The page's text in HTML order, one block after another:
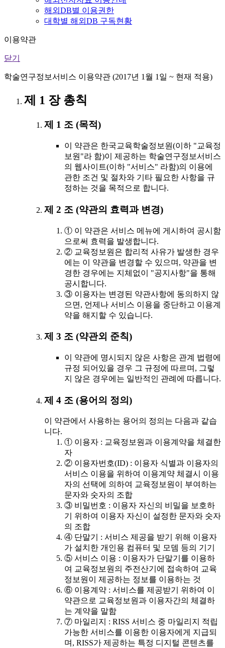
해외DB별 이용권한
대학별 해외DB 구독현황
이용약관
닫기
학술연구정보서비스 이용약관 (2017년 1월 1일 ~ 현재 적용)
제 1 장 총칙
제 1 조 (목적)
이 약관은 한국교육학술정보원(이하 "교육정
보원"라 함)이 제공하는 학술연구정보서비스
의 웹사이트(이하 "서비스" 라함)의 이용에
관한 조건 및 절차와 기타 필요한 사항을 규
정하는 것을 목적으로 합니다.
제 2 조 (약관의 효력과 변경)
① 이 약관은 서비스 메뉴에 게시하여 공시함
으로써 효력을 발생합니다.
② 교육정보원은 합리적 사유가 발생한 경우
에는 이 약관을 변경할 수 있으며, 약관을 변
경한 경우에는 지체없이 "공지사항"을 통해
공시합니다.
③ 이용자는 변경된 약관사항에 동의하지 않
으면, 언제나 서비스 이용을 중단하고 이용계
약을 해지할 수 있습니다.
제 3 조 (약관외 준칙)
이 약관에 명시되지 않은 사항은 관계 법령에
규정 되어있을 경우 그 규정에 따르며, 그렇
지 않은 경우에는 일반적인 관례에 따릅니다.
제 4 조 (용어의 정의)
이 약관에서 사용하는 용어의 정의는 다음과 같습
니다.
① 이용자 : 교육정보원과 이용계약을 체결한
자
② 이용자번호(ID) : 이용자 식별과 이용자의
서비스 이용을 위하여 이용계약 체결시 이용
자의 선택에 의하여 교육정보원이 부여하는
문자와 숫자의 조합
③ 비밀번호 : 이용자 자신의 비밀을 보호하
기 위하여 이용자 자신이 설정한 문자와 숫자
의 조합
④ 단말기 : 서비스 제공을 받기 위해 이용자
가 설치한 개인용 컴퓨터 및 모뎀 등의 기기
⑤ 서비스 이용 : 이용자가 단말기를 이용하
여 교육정보원의 주전산기에 접속하여 교육
정보원이 제공하는 정보를 이용하는 것
⑥ 이용계약 : 서비스를 제공받기 위하여 이
약관으로 교육정보원과 이용자간의 체결하
는 계약을 말함
⑦ 마일리지 : RISS 서비스 중 마일리지 적립
가능한 서비스를 이용한 이용자에게 지급되
며, RISS가 제공하는 특정 디지털 콘텐츠를